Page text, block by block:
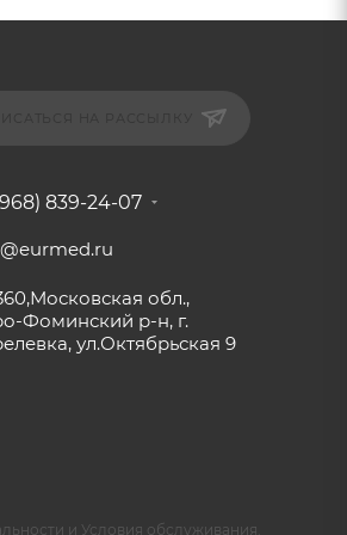
839-24-07
обл.,
Фоминский р-н, г.
ул.Октябрьская 9
и Условия обслуживания